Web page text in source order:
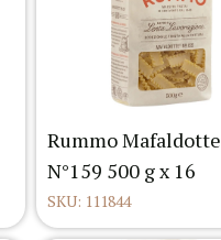
Rummo Mafaldotte
N°159 500 g x 16
SKU: 111844